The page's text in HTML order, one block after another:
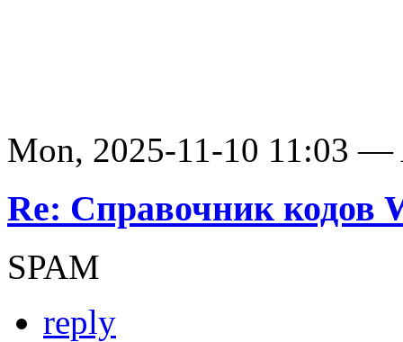
Mon, 2025-11-10 11:03 —
Re: Справочник кодов
SPAM
reply